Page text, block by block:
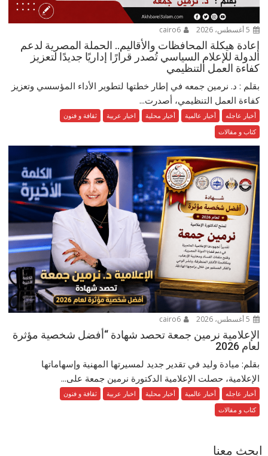
cairo6
إعادة هيكلة المحافظات والأقاليم.. الحملة المصرية لدعم
الدولة للإعلام السياسي تُصدر قرارًا إداريًا جديدًا لتعزيز
كفاءة العمل التنظيمي
بقلم : د. نرمين جمعه في إطار خطتها لتطوير الأداء المؤسسي وتعزيز
كفاءة العمل التنظيمي، أصدرت...
أخبار عاجله أخبار عالمية أخبار محلية اخبار عربية
ثقافة و فنون
كتاب و مقالات
cairo6
الإعلامية نرمين جمعة تحصد شهادة “أفضل شخصية مؤثرة
لعام 2026
بقلم: ميادة وليد في تقدير جديد لمسيرتها المهنية وإسهاماتها
الإعلامية، حصلت الإعلامية الدكتورة نرمين جمعة على...
أخبار عاجله أخبار عالمية أخبار محلية اخبار عربية
ثقافة و فنون
كتاب و مقالات
ابحث معنا